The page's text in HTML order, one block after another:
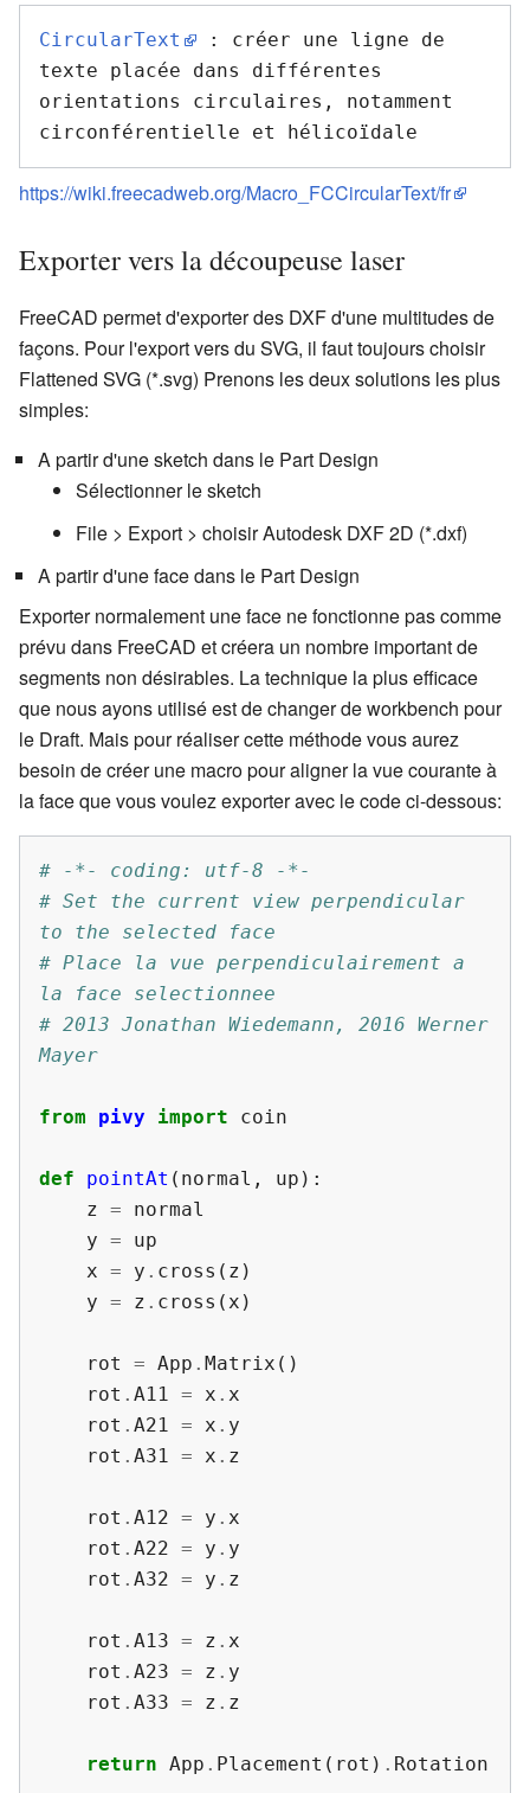
CircularText
: créer une ligne de
texte placée dans différentes
orientations circulaires, notamment
https://wiki.freecadweb.org/Macro_FCCircularText/fr
Exporter vers la découpeuse laser
FreeCAD permet d'exporter des DXF d'une multitudes de
façons. Pour l'export vers du SVG, il faut toujours choisir
Flattened SVG (*.svg) Prenons les deux solutions les plus
simples:
A partir d'une sketch dans le Part Design
Sélectionner le sketch
File > Export > choisir Autodesk DXF 2D (*.dxf)
A partir d'une face dans le Part Design
Exporter normalement une face ne fonctionne pas comme
prévu dans FreeCAD et créera un nombre important de
segments non désirables. La technique la plus efficace
que nous ayons utilisé est de changer de workbench pour
le Draft. Mais pour réaliser cette méthode vous aurez
besoin de créer une macro pour aligner la vue courante à
la face que vous voulez exporter avec le code ci-dessous:
# -*- coding: utf-8 -*-
# Set the current view perpendicular
to the selected face
# Place la vue perpendiculairement a
la face selectionnee
# 2013 Jonathan Wiedemann, 2016 Werner
Mayer
from pivy import coin
def pointAt ( normal , up ):
z =
normal
y =
up
x = y . cross ( z )
y = z . cross ( x )
rot = App . Matrix ()
rot . A11 = x . x
rot . A21 = x . y
rot . A31 = x . z
rot . A12 = y . x
rot . A22 = y . y
rot . A32 = y . z
rot . A13 = z . x
rot . A23 = z . y
rot . A33 = z . z
return App . Placement ( rot ) . Rotation